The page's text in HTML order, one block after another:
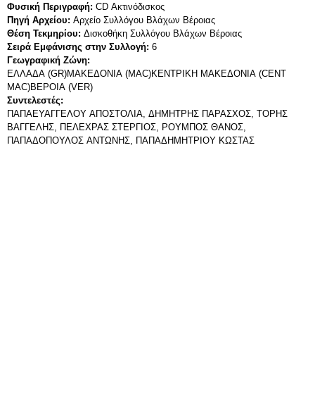
Φυσική Περιγραφή: CD Ακτινόδισκος
Πηγή Αρχείου: Αρχείο Συλλόγου Βλάχων Βέροιας
Θέση Τεκμηρίου: Δισκοθήκη Συλλόγου Βλάχων Βέροιας
Σειρά Εμφάνισης στην Συλλογή: 6
Γεωγραφική Ζώνη:
ΕΛΛΑΔΑ (GR)ΜΑΚΕΔΟΝΙΑ (MAC)ΚΕΝΤΡΙΚΗ ΜΑΚΕΔΟΝΙΑ (CENT
MAC)ΒΕΡΟΙΑ (VER)
Συντελεστές:
ΠΑΠΑΕΥΑΓΓΕΛΟΥ ΑΠΟΣΤΟΛΙΑ, ΔΗΜΗΤΡΗΣ ΠΑΡΑΣΧΟΣ, ΤΟΡΗΣ
ΒΑΓΓΕΛΗΣ, ΠΕΛΕΧΡΑΣ ΣΤΕΡΓΙΟΣ, ΡΟΥΜΠΟΣ ΘΑΝΟΣ,
ΠΑΠΑΔΟΠΟΥΛΟΣ ΑΝΤΩΝΗΣ, ΠΑΠΑΔΗΜΗΤΡΙΟΥ ΚΩΣΤΑΣ